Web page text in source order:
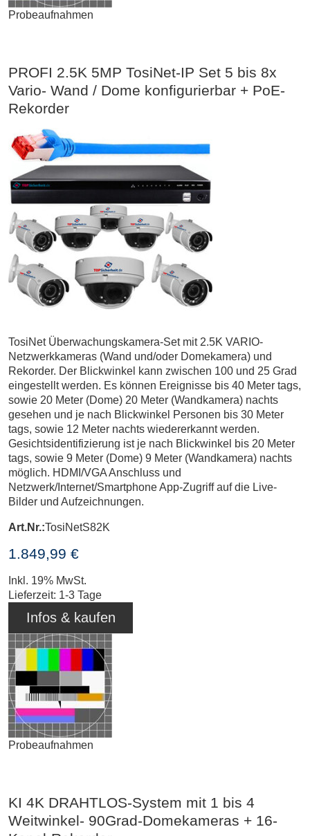
Probeaufnahmen
PROFI 2.5K 5MP TosiNet-IP Set 5 bis 8x
Vario- Wand / Dome konfigurierbar + PoE-
Rekorder
TosiNet Überwachungskamera-Set mit 2.5K VARIO-
Netzwerkkameras (Wand und/oder Domekamera) und
Rekorder. Der Blickwinkel kann zwischen 100 und 25 Grad
eingestellt werden. Es können Ereignisse bis 40 Meter tags,
sowie 20 Meter (Dome) 20 Meter (Wandkamera) nachts
gesehen und je nach Blickwinkel Personen bis 30 Meter
tags, sowie 12 Meter nachts wiedererkannt werden.
Gesichtsidentifizierung ist je nach Blickwinkel bis 20 Meter
tags, sowie 9 Meter (Dome) 9 Meter (Wandkamera) nachts
möglich. HDMI/VGA Anschluss und
Netzwerk/Internet/Smartphone App-Zugriff auf die Live-
Bilder und Aufzeichnungen.
Art.Nr.:TosiNetS82K
1.849,99 €
Inkl. 19% MwSt.
Lieferzeit: 1-3 Tage
Infos & kaufen
Probeaufnahmen
KI 4K DRAHTLOS-System mit 1 bis 4
Weitwinkel- 90Grad-Domekameras + 16-